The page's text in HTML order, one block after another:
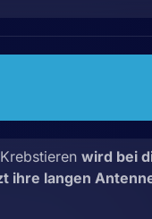
wird bei
ihre langen